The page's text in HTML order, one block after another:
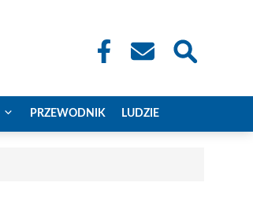
PRZEWODNIK LUDZIE